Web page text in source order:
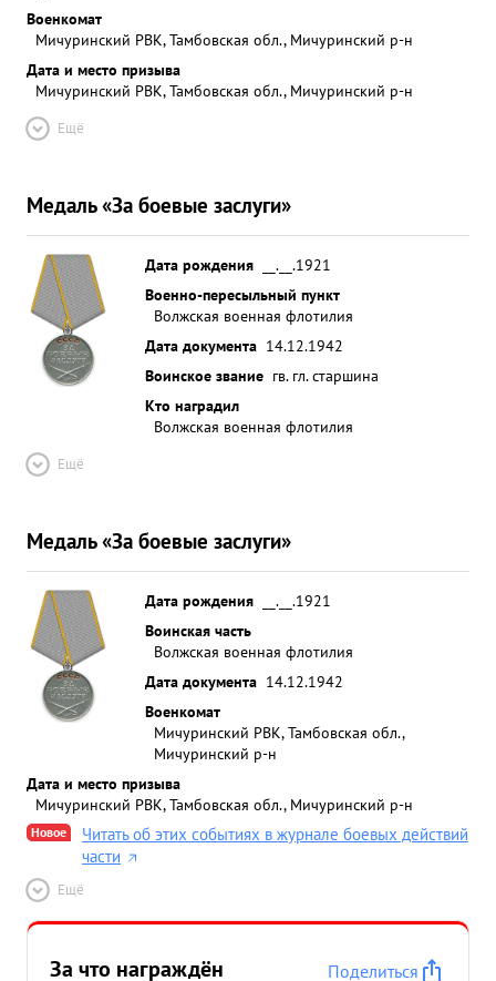
Военкомат
Мичуринский РВК, Тамбовская обл., Мичуринский р-н
Дата и место призыва
Мичуринский РВК, Тамбовская обл., Мичуринский р-н
Ещё
Медаль «За боевые заслуги»
Дата рождения
__.__.1921
Военно-пересыльный пункт
Волжская военная флотилия
Дата документа 14.12.1942
Воинское звание гв. гл. старшина
Кто наградил
Волжская военная флотилия
Ещё
Медаль «За боевые заслуги»
Дата рождения
__.__.1921
Воинская часть
Волжская военная флотилия
Дата документа 14.12.1942
Военкомат
Мичуринский РВК, Тамбовская обл.,
Мичуринский р-н
Дата и место призыва
Мичуринский РВК, Тамбовская обл., Мичуринский р-н
Новое
Читать об этих событиях в журнале боевых действий
части
Ещё
За что награждён
Поделиться